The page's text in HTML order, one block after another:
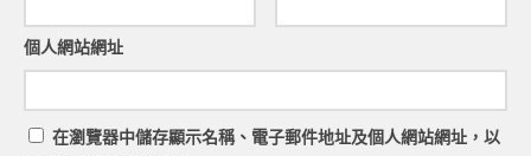
個人網站網址
在瀏覽器中儲存顯示名稱、電子郵件地址及個人網站網址，以